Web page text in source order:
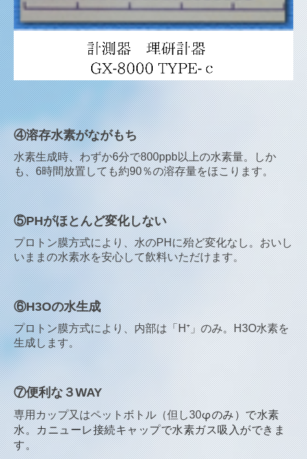
④溶存水素がながもち
水素生成時、わずか6分で800ppb以上の水素量。しか
も、6時間放置しても約90％の溶存量をほこります。
⑤PHがほとんど変化しない
プロトン膜方式により、水のPHに殆ど変化なし。おいし
いままの水素水を安心して飲料いただけます。
⑥H3Oの水生成
プロトン膜方式により、内部は「H⁺」のみ。H3O水素を
生成します。
⑦便利な３WAY
専用カップ又はペットボトル（但し30φのみ）で水素
水。カニューレ接続キャップで水素ガス吸入ができま
す。